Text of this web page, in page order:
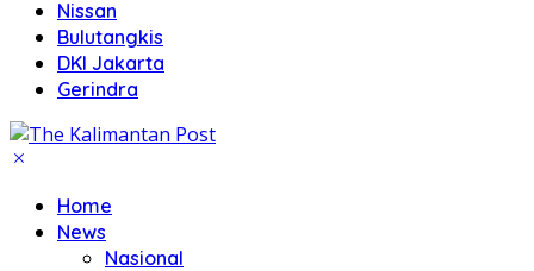
Nissan
Bulutangkis
DKI Jakarta
Gerindra
Home
News
Nasional